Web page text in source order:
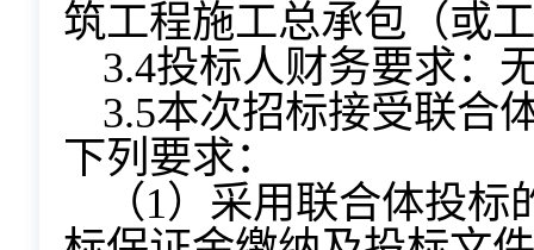
筑工程施工总承包（或
3.4投标人财务要求：
3.5本次招标接受联合
下列要求：
（1）采用联合体投